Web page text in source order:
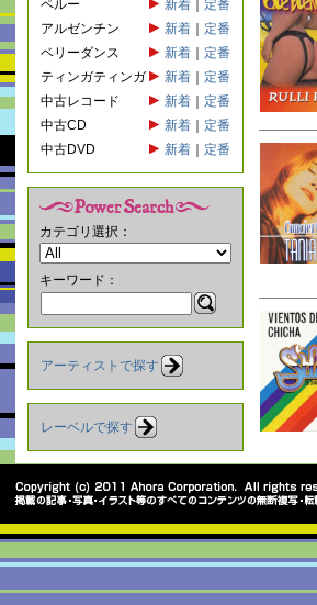
ペルー
新着
定番
アルゼンチン
新着
定番
ベリーダンス
新着
定番
ティンガティンガ
新着
定番
中古レコード
新着
定番
中古CD
新着
定番
中古DVD
新着 定番
カテゴリ選択：
キーワード：
アーティストで探す
レーベルで探す